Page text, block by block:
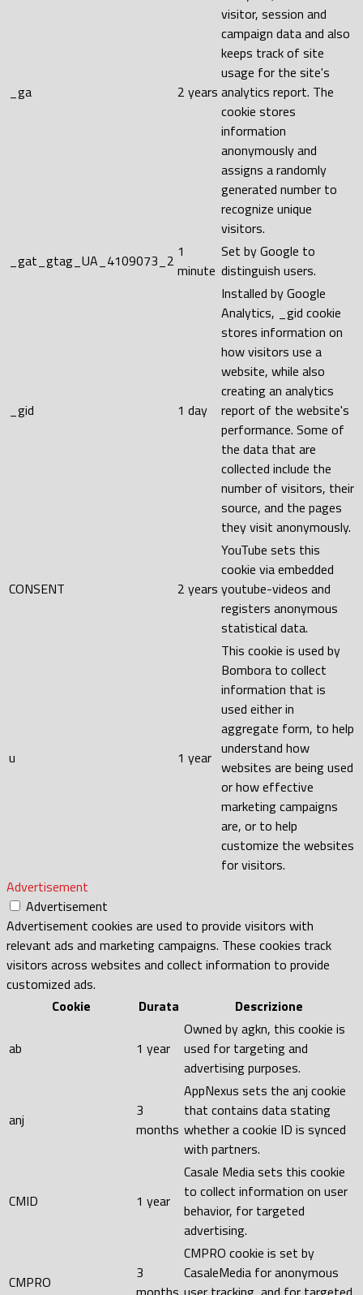
_ga 2 years
visitor, session and
campaign data and also
keeps track of site
usage for the site's
analytics report. The
cookie stores
information
anonymously and
assigns a randomly
generated number to
recognize unique
visitors.
_gat_gtag_UA_4109073_2 1
minute
Set by Google to
distinguish users.
_gid 1 day
Installed by Google
Analytics, _gid cookie
stores information on
how visitors use a
website, while also
creating an analytics
report of the website's
performance. Some of
the data that are
collected include the
number of visitors, their
source, and the pages
they visit anonymously.
CONSENT 2 years
YouTube sets this
cookie via embedded
youtube-videos and
registers anonymous
statistical data.
u 1 year
This cookie is used by
Bombora to collect
information that is
used either in
aggregate form, to help
understand how
websites are being used
or how effective
marketing campaigns
are, or to help
customize the websites
for visitors.
Advertisement
Advertisement
Advertisement cookies are used to provide visitors with
relevant ads and marketing campaigns. These cookies track
visitors across websites and collect information to provide
customized ads.
Cookie
Durata Descrizione
ab 1 year
Owned by agkn, this cookie is
used for targeting and
advertising purposes.
anj
3
months
AppNexus sets the anj cookie
that contains data stating
whether a cookie ID is synced
with partners.
CMID 1 year
Casale Media sets this cookie
to collect information on user
behavior, for targeted
advertising.
CMPRO
3
CMPRO cookie is set by
CasaleMedia for anonymous